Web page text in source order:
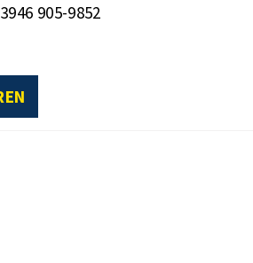
905-9852